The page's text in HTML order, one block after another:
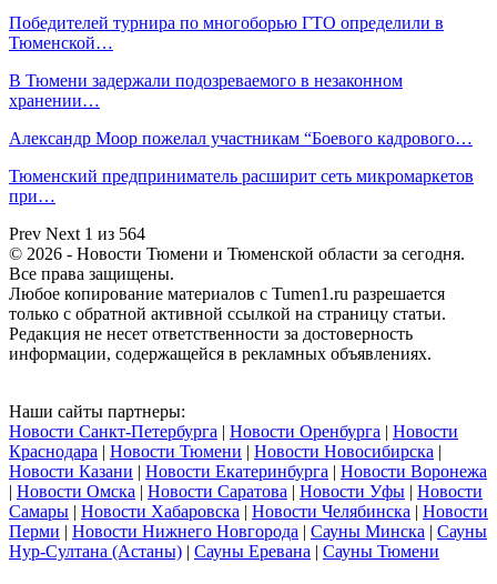
Победителей турнира по многоборью ГТО определили в
Тюменской…
В Тюмени задержали подозреваемого в незаконном
хранении…
Александр Моор пожелал участникам “Боевого кадрового…
Тюменский предприниматель расширит сеть микромаркетов
при…
Prev Next 1 из 564
© 2026 - Новости Тюмени и Тюменской области за сегодня.
Все права защищены.
Любое копирование материалов с Tumen1.ru разрешается
только с обратной активной ссылкой на страницу статьи.
Редакция не несет ответственности за достоверность
информации, содержащейся в рекламных объявлениях.
Наши сайты партнеры:
Новости Санкт-Петербурга | Новости Оренбурга | Новости
Краснодара | Новости Тюмени | Новости Новосибирска |
Новости Казани | Новости Екатеринбурга | Новости Воронежа
| Новости Омска | Новости Саратова | Новости Уфы | Новости
Самары | Новости Хабаровска | Новости Челябинска | Новости
Перми | Новости Нижнего Новгорода | Сауны Минска | Сауны
Нур-Султана (Астаны) | Сауны Еревана | Сауны Тюмени